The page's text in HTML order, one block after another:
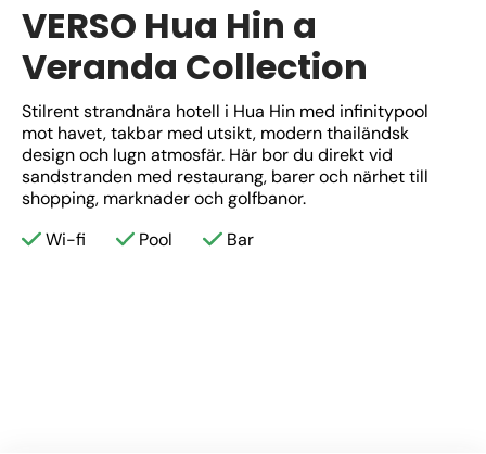
VERSO Hua Hin a
Veranda Collection
Stilrent strandnära hotell i Hua Hin med infinitypool
mot havet, takbar med utsikt, modern thailändsk
design och lugn atmosfär. Här bor du direkt vid
sandstranden med restaurang, barer och närhet till
shopping, marknader och golfbanor.
Wi-fi
Pool Bar